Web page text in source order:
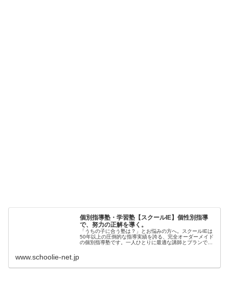
個別指導塾・学習塾【スクールIE】個性別指導
で、努力の正解を導く。
「うちの子に合う塾は？」とお悩みの方へ。スクールIEは
50年以上の圧倒的な指導実績を誇る、完全オーダーメイド
の個別指導塾です。一人ひとりに最適な講師とプランで、
www.schoolie-net.jp